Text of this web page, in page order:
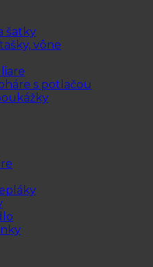
šatky
vône
s potlačou